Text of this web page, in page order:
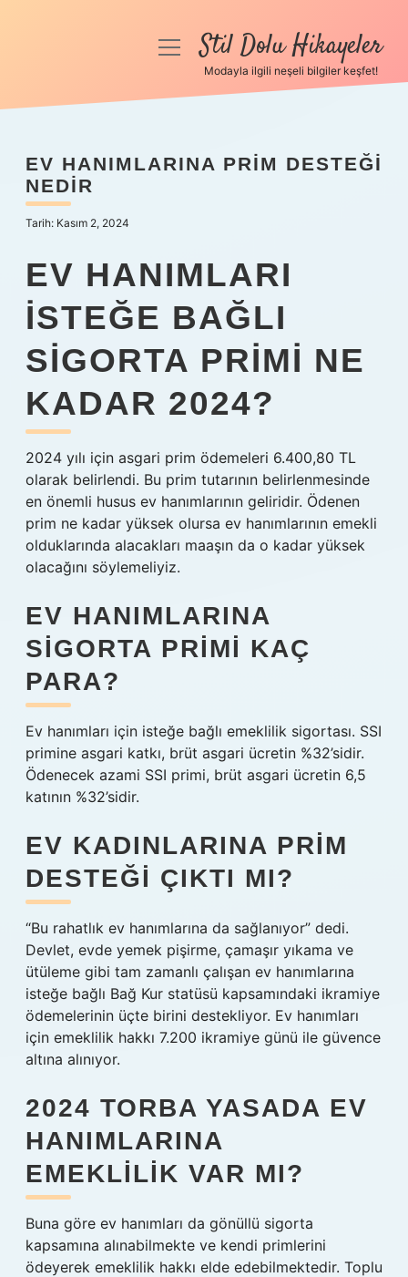
Anasayfa
Yasal Uyarı
Hakkımızda
menüyüStil Dolu Hikayeler
Modayla ilgili neşeli bilgiler keşfet!
EV HANIMLARINA PRIM DESTEĞI
NEDIR
Tarih: Kasım 2, 2024
EV HANIMLARI
ISTEĞE BAĞLI
SIGORTA PRIMI NE
KADAR 2024?
2024 yılı için asgari prim ödemeleri 6.400,80 TL
olarak belirlendi. Bu prim tutarının belirlenmesinde
en önemli husus ev hanımlarının geliridir. Ödenen
prim ne kadar yüksek olursa ev hanımlarının emekli
olduklarında alacakları maaşın da o kadar yüksek
olacağını söylemeliyiz.
EV HANIMLARINA
SIGORTA PRIMI KAÇ
PARA?
Ev hanımları için isteğe bağlı emeklilik sigortası. SSI
primine asgari katkı, brüt asgari ücretin %32’sidir.
Ödenecek azami SSI primi, brüt asgari ücretin 6,5
katının %32’sidir.
EV KADINLARINA PRIM
DESTEĞI ÇIKTI MI?
“Bu rahatlık ev hanımlarına da sağlanıyor” dedi.
Devlet, evde yemek pişirme, çamaşır yıkama ve
ütüleme gibi tam zamanlı çalışan ev hanımlarına
isteğe bağlı Bağ Kur statüsü kapsamındaki ikramiye
ödemelerinin üçte birini destekliyor. Ev hanımları
için emeklilik hakkı 7.200 ikramiye günü ile güvence
altına alınıyor.
2024 TORBA YASADA EV
HANIMLARINA
EMEKLILIK VAR MI?
Buna göre ev hanımları da gönüllü sigorta
kapsamına alınabilmekte ve kendi primlerini
ödeyerek emeklilik hakkı elde edebilmektedir. Toplu